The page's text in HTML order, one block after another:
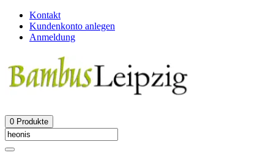
Kontakt
Kundenkonto anlegen
Anmeldung
0 Produkte